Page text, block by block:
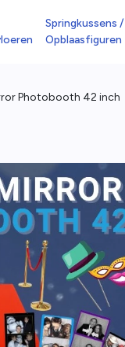
Springkussens /
Opblaasfiguren
Photobooth 42 inch